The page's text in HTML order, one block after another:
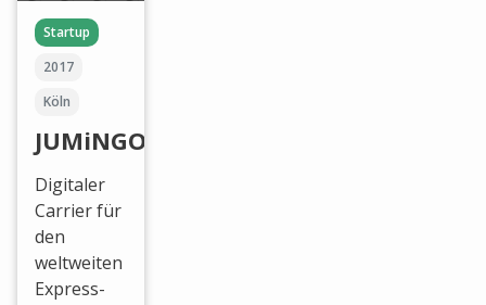
Startup
2017
Köln
JUMiNGO
Digitaler
Carrier für
den
weltweiten
Express-